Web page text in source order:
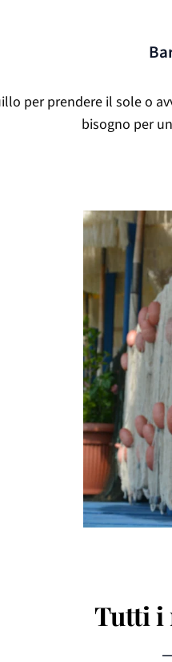
per prendere il sole o
bisogno per
Tutti i